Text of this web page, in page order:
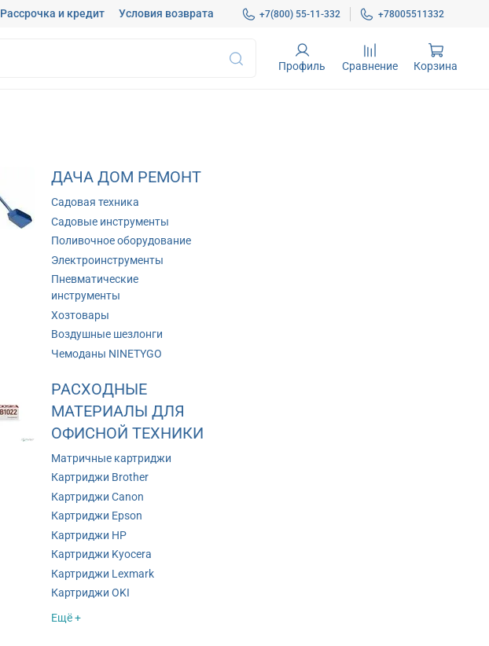
Рассрочка и кредит Условия возврата +7(800) 55-11-332 +78005511332
Профиль Сравнение Корзина
ДАЧА ДОМ РЕМОНТ
Садовая техника
Садовые инструменты
Поливочное оборудование
Электроинструменты
Пневматические
инструменты
Хозтовары
Воздушные шезлонги
Чемоданы NINETYGO
РАСХОДНЫЕ
МАТЕРИАЛЫ ДЛЯ
ОФИСНОЙ ТЕХНИКИ
Матричные картриджи
Картриджи Brother
Картриджи Canon
Картриджи Epson
Картриджи HP
Картриджи Kyocera
Картриджи Lexmark
Картриджи OKI
Ещё +